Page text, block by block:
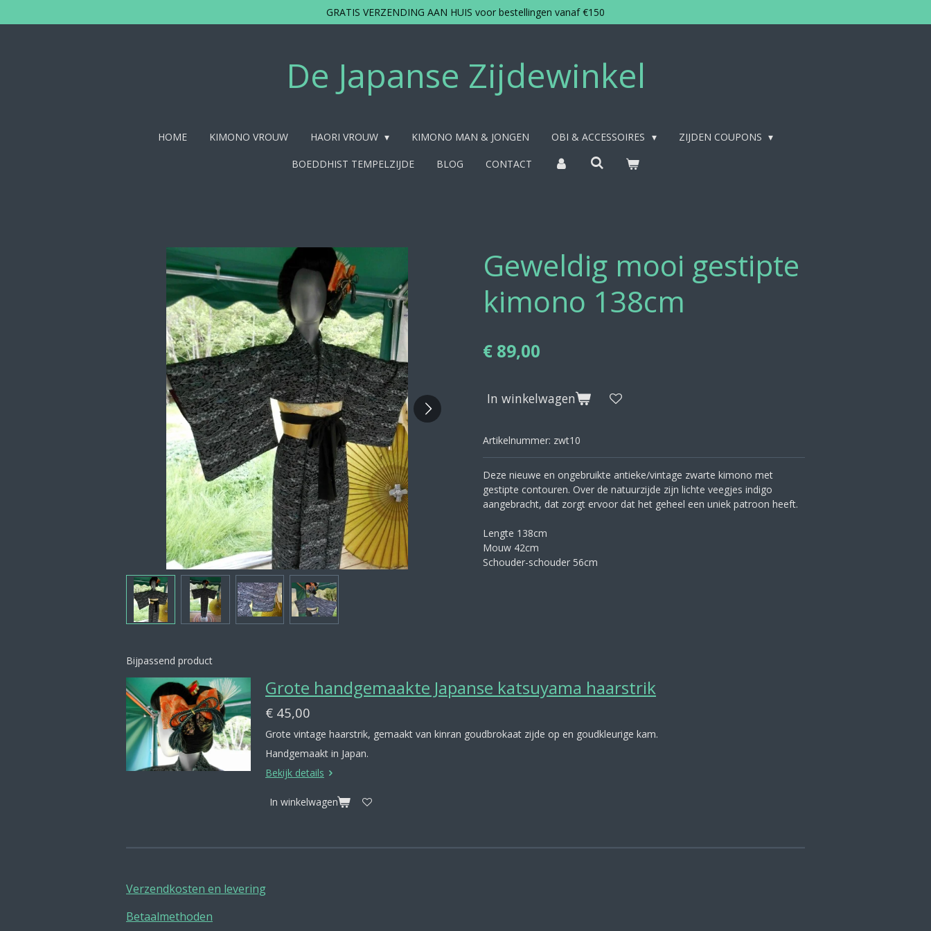
direct
GRATIS VERZENDING AAN HUIS voor bestellingen vanaf €150
De Japanse Zijdewinkel
HOME KIMONO VROUW HAORI VROUW KIMONO MAN & JONGEN OBI & ACCESSOIRES ZIJDEN COUPONS
BOEDDHIST TEMPELZIJDE BLOG CONTACT
Geweldig mooi gestipte
kimono 138cm
€ 89,00
In winkelwagen
Artikelnummer: zwt10
Deze nieuwe en ongebruikte antieke/vintage zwarte kimono met
gestipte contouren. Over de natuurzijde zijn lichte veegjes indigo
aangebracht, dat zorgt ervoor dat het geheel een uniek patroon heeft.
Lengte 138cm
Mouw 42cm
Schouder-schouder 56cm
Bijpassend product
Grote handgemaakte Japanse katsuyama haarstrik
€ 45,00
Grote vintage haarstrik, gemaakt van kinran goudbrokaat zijde op en goudkleurige kam.
Handgemaakt in Japan.
Bekijk details
In winkelwagen
Verzendkosten en levering
Betaalmethoden